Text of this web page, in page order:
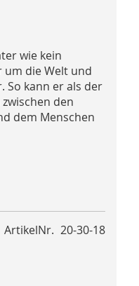
wie kein
um die Welt und
So kann er als der
den
dem Menschen
ArtikelNr. 20-30-18